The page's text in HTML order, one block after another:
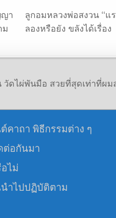
ญา
ม
ลูกอมหลวงพ่อสงวน “แร
ลองหรือยัง ขลังได้เรื่อง
วัดไผ่พันมือ สวยที่สุดเท่าที่ผ
คาถา พิธีกรรมต่าง ๆ
ต่อกันมา
ไม่
นำไปปฏิบัติตาม